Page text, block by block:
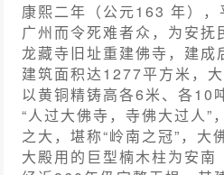
康熙二年（公元163 年）
广州而令死难者众，为安抚
龙藏寺旧址重建佛寺，建成
建筑面积达1277平方米，
以黄铜精铸高各6米、各10
“人过大佛寺，寺佛大过人”
之大，堪称“岭南之冠”，大
大殿用的巨型楠木柱为安南